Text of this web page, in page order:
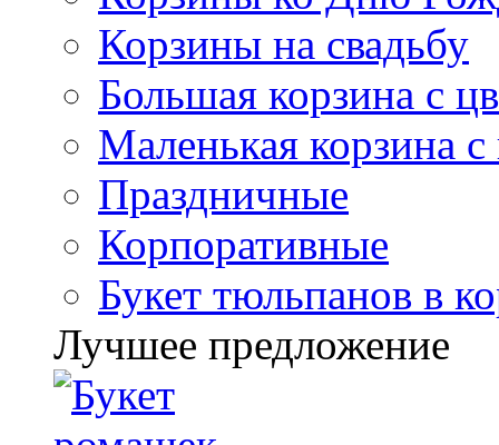
Корзины на свадьбу
Большая корзина с
Маленькая корзина
Праздничные
Корпоративные
Букет тюльпанов в
Лучшее предложение